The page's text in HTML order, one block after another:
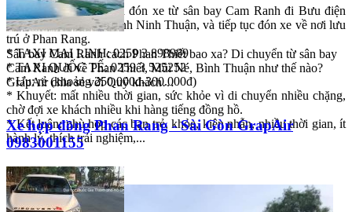
Sân bay Cam Ranh cách Phan Thiết bao xa? Di chuyển từ sân bay
Cam Ranh đi về Phan Thiết, Mũi Né, Bình Thuận như thế nào?
GrapAir chia sẻ với Quý khách…
Xe hợp đồng Phan Rang - Sài Gòn GrapAir
0983001155
☆ Cách 1 : Quý khách đón xe từ sân bay Cam Ranh đi Bưu điện
Mỹ Ca, rồi đi bến xe tỉnh Ninh Thuận, và tiếp tục đón xe về nơi lưu
trú ở Phan Rang.
* TAXI MAI LINH: 0259 3 898989
* TAXI QUỐC TẾ: 0259 3 525252
* Ưu: rẻ (khoảng 250.000đ-300.000đ)
* Khuyết: mất nhiều thời gian, sức khỏe vì di chuyển nhiều chặng,
chờ đợi xe khách nhiều khi hàng tiếng đồng hồ.
* Kết luận: phù hợp các bạn trẻ, khỏe, kiên nhẫn, nhiều thời gian, ít
hành lý, thích trải nghiệm,...